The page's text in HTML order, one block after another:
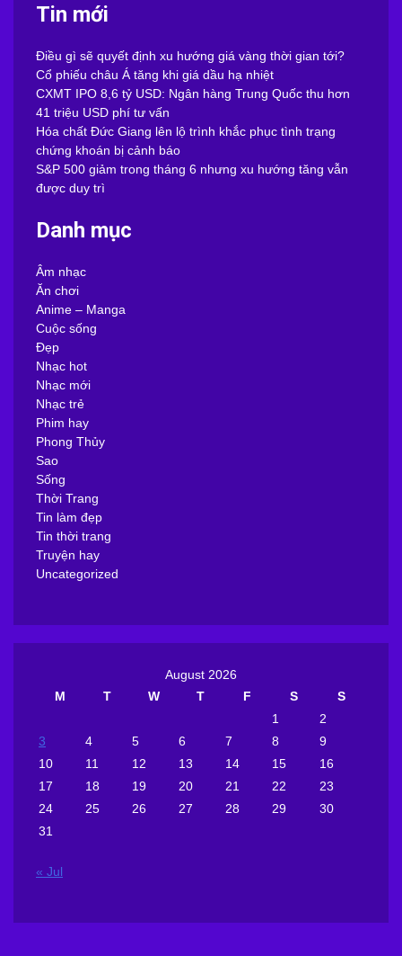
Tin mới
Điều gì sẽ quyết định xu hướng giá vàng thời gian tới?
Cổ phiếu châu Á tăng khi giá dầu hạ nhiệt
CXMT IPO 8,6 tỷ USD: Ngân hàng Trung Quốc thu hơn
41 triệu USD phí tư vấn
Hóa chất Đức Giang lên lộ trình khắc phục tình trạng
chứng khoán bị cảnh báo
S&P 500 giảm trong tháng 6 nhưng xu hướng tăng vẫn
được duy trì
Danh mục
Âm nhạc
Ăn chơi
Anime – Manga
Cuộc sống
Đẹp
Nhạc hot
Nhạc mới
Nhạc trẻ
Phim hay
Phong Thủy
Sao
Sống
Thời Trang
Tin làm đẹp
Tin thời trang
Truyện hay
Uncategorized
August 2026
M
T W T F S
S
1
2
3
4 5 6 7 8
9
10
11 12 13 14 15
16
17
18 19 20 21 22
23
24
25 26 27 28 29
30
31
« Jul